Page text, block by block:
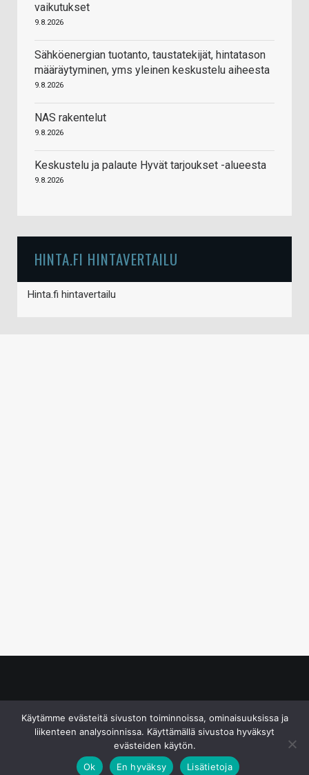
vaikutukset
9.8.2026
Sähköenergian tuotanto, taustatekijät, hintatason
määräytyminen, yms yleinen keskustelu aiheesta
9.8.2026
NAS rakentelut
9.8.2026
Keskustelu ja palaute Hyvät tarjoukset -alueesta
9.8.2026
HINTA.FI HINTAVERTAILU
Hinta.fi hintavertailu
Käytämme evästeitä sivuston toiminnoissa, ominaisuuksissa ja
liikenteen analysoinnissa. Käyttämällä sivustoa hyväksyt
evästeiden käytön.
Ok
En hyväksy Lisätietoja